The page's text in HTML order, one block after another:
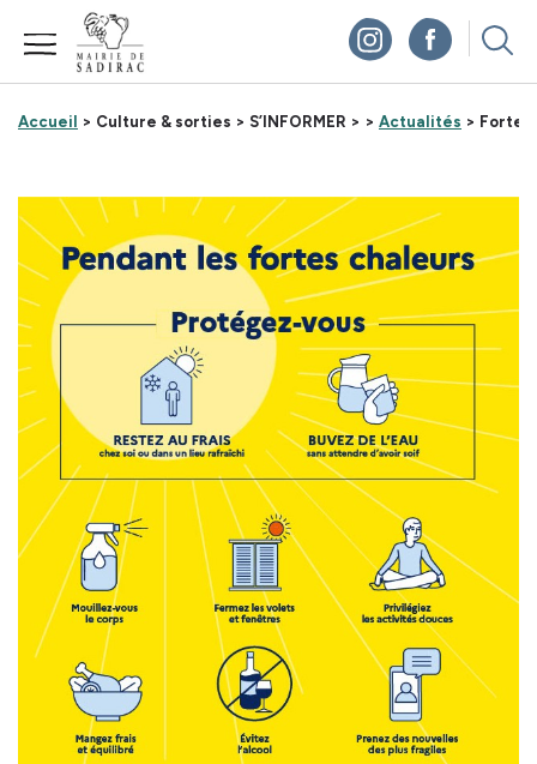
Accueil > Culture & sorties > S’INFORMER > > Actualités > Fortes
Panneau de gestion des cookies